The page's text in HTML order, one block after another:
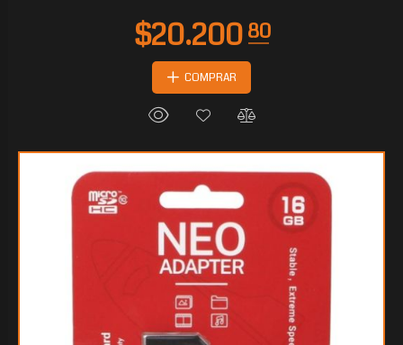
COMPRAR